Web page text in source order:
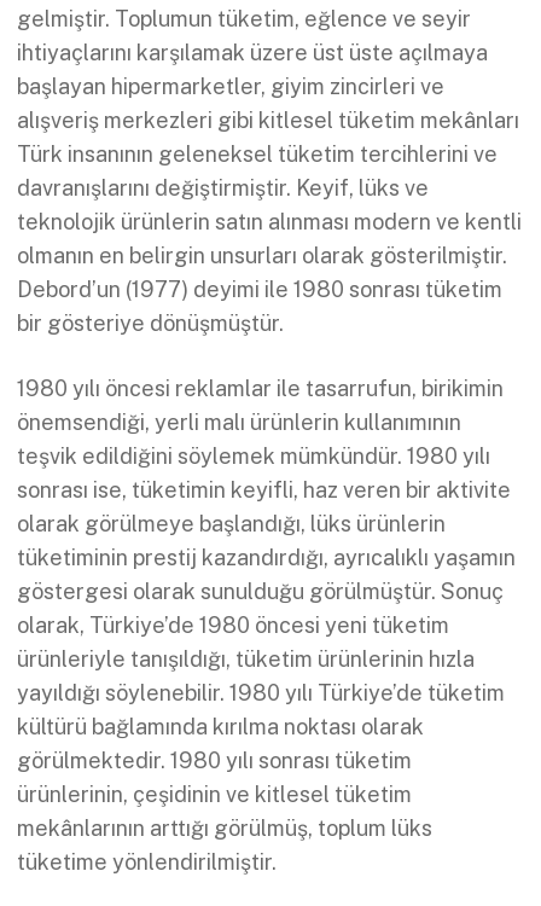
gelmiştir. Toplumun tüketim, eğlence ve seyir
ihtiyaçlarını karşılamak üzere üst üste açılmaya
başlayan hipermarketler, giyim zincirleri ve
alışveriş merkezleri gibi kitlesel tüketim mekânları
Türk insanının geleneksel tüketim tercihlerini ve
davranışlarını değiştirmiştir. Keyif, lüks ve
teknolojik ürünlerin satın alınması modern ve kentli
olmanın en belirgin unsurları olarak gösterilmiştir.
Debord’un (1977) deyimi ile 1980 sonrası tüketim
bir gösteriye dönüşmüştür.
1980 yılı öncesi reklamlar ile tasarrufun, birikimin
önemsendiği, yerli malı ürünlerin kullanımının
teşvik edildiğini söylemek mümkündür. 1980 yılı
sonrası ise, tüketimin keyifli, haz veren bir aktivite
olarak görülmeye başlandığı, lüks ürünlerin
tüketiminin prestij kazandırdığı, ayrıcalıklı yaşamın
göstergesi olarak sunulduğu görülmüştür. Sonuç
olarak, Türkiye’de 1980 öncesi yeni tüketim
ürünleriyle tanışıldığı, tüketim ürünlerinin hızla
yayıldığı söylenebilir. 1980 yılı Türkiye’de tüketim
kültürü bağlamında kırılma noktası olarak
görülmektedir. 1980 yılı sonrası tüketim
ürünlerinin, çeşidinin ve kitlesel tüketim
mekânlarının arttığı görülmüş, toplum lüks
tüketime yönlendirilmiştir.